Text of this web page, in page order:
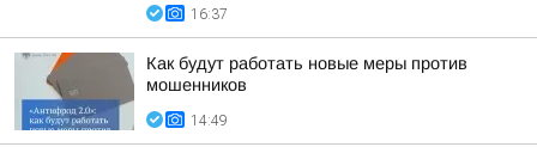
16:37
Как будут работать новые меры против
мошенников
14:49